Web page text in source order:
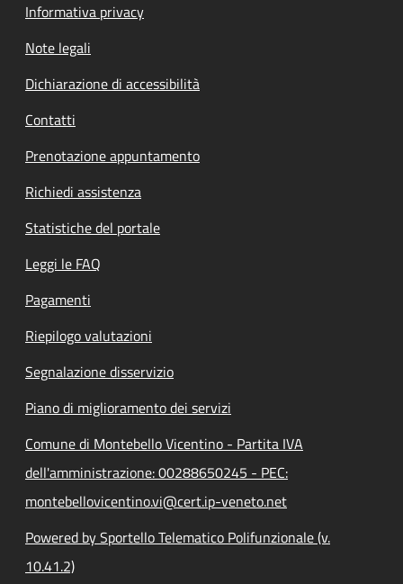
Informativa privacy
Note legali
Dichiarazione di accessibilità
Contatti
Prenotazione appuntamento
Richiedi assistenza
Statistiche del portale
Leggi le FAQ
Pagamenti
Riepilogo valutazioni
Segnalazione disservizio
Piano di miglioramento dei servizi
Comune di Montebello Vicentino - Partita IVA
dell'amministrazione: 00288650245 - PEC:
montebellovicentino.vi@cert.ip-veneto.net
Powered by Sportello Telematico Polifunzionale (v.
10.41.2)